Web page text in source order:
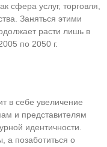
сфера услуг, торговля,
Заняться этими
расти лишь в
по 2050 г.
в себе увеличение
и представителям
идентичности.
а позаботиться о